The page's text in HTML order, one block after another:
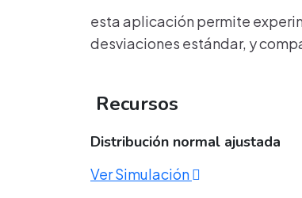
esta aplicación permite
desviaciones estándar, y
Recursos
Distribución normal ajustada
Ver Simulación